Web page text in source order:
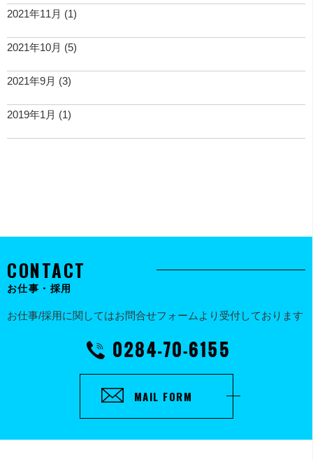
2021年11月 (1)
2021年10月 (5)
2021年9月 (3)
2019年1月 (1)
お仕事・採用
お仕事/採用に関してはお問合せフォームより受付しております
MAIL FORM